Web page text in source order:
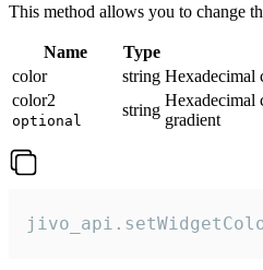
This method allows you to change
Name Type
color
string Hexadecimal
color2
optional
string
Hexadecimal
gradient